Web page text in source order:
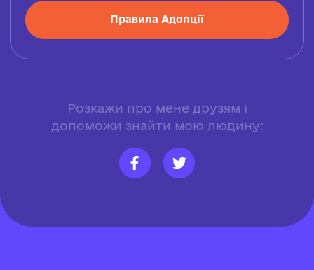
Розкажи про мене друзям і
допоможи знайти мою людину:
Правила Адопції